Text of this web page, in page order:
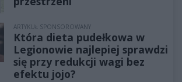
ARTYKUŁ SPONSOROWANY
Która dieta pudełkowa w
Legionowie najlepiej sprawdzi
się przy redukcji wagi bez
efektu jojo?